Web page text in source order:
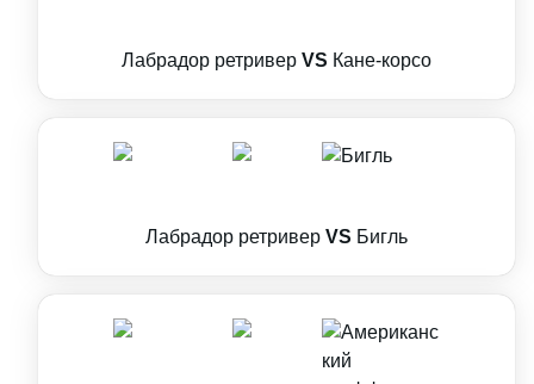
Лабрадор ретривер VS Кане-корсо
Лабрадор ретривер VS Бигль